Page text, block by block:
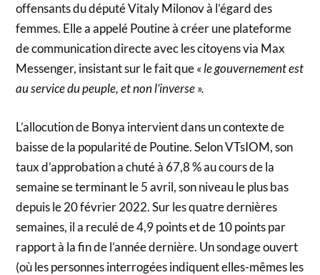
offensants du député Vitaly Milonov à l’égard des
femmes. Elle a appelé Poutine à créer une plateforme
de communication directe avec les citoyens via Max
Messenger, insistant sur le fait que« le gouvernement est
au service du peuple, et non l’inverse ».
L’allocution de Bonya intervient dans un contexte de
baisse de la popularité de Poutine. Selon VTsIOM, son
taux d’approbation a chuté à 67,8 % au cours de la
semaine se terminant le 5 avril, son niveau le plus bas
depuis le 20 février 2022. Sur les quatre dernières
semaines, il a reculé de 4,9 points et de 10 points par
rapport à la fin de l’année dernière. Un sondage ouvert
(où les personnes interrogées indiquent elles-mêmes les